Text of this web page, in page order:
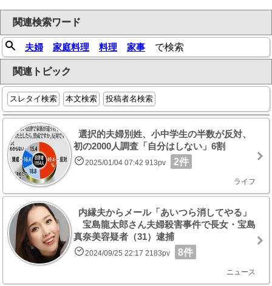
関連検索ワード
夫婦 家庭料理 料理 家事 で検索
関連トピック
スレタイ検索 本文検索 投稿者名検索
選択的夫婦別姓、小中学生の半数が反対、
初の2000人調査「自分はしない」6割
2025/01/04 07:42 913pv 2件
ライフ
内縁夫からメール「あいつら消してやる」
宝島龍太郎さん夫婦殺害事件で長女・宝島
真奈美容疑者（31）逮捕
2024/09/25 22:17 2183pv 8件
ニュース